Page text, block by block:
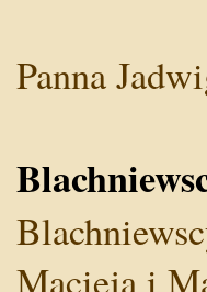
Panna
Macieja i